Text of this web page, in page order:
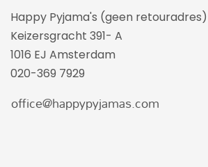
Happy Pyjama's (geen retouradres)
Keizersgracht 391- A
1016 EJ Amsterdam
020-369 7929